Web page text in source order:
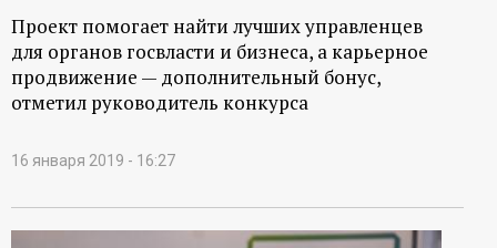
Проект помогает найти лучших управленцев
для органов госвласти и бизнеса, а карьерное
продвижение — дополнительный бонус,
отметил руководитель конкурса
16 января 2019 - 16:27